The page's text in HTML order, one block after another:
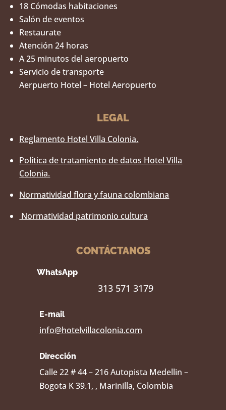
18 Cómodas habitaciones
Salón de eventos
Restaurate
Atención 24 horas
A 25 minutos del aeropuerto
Servicio de transporte
Aerpuerto Hotel – Hotel Aeropuerto
LEGAL
Reglamento Hotel Villa Colonia.
Política de tratamiento de datos Hotel Villa
Colonia.
Normatividad flora y fauna colombiana
Normatividad patrimonio cultura
CONTÁCTANOS
WhatsApp
313 571 3179
E-mail
info@hotelvillacolonia.com
Dirección
Calle 22 # 44 – 216 Autopista Medellin –
Bogota K 39.1, , Marinilla, Colombia